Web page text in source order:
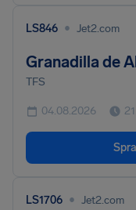
LS846 • Jet2.com
Granadilla de
TFS
04.08.2026
LS1706 • Jet2.com